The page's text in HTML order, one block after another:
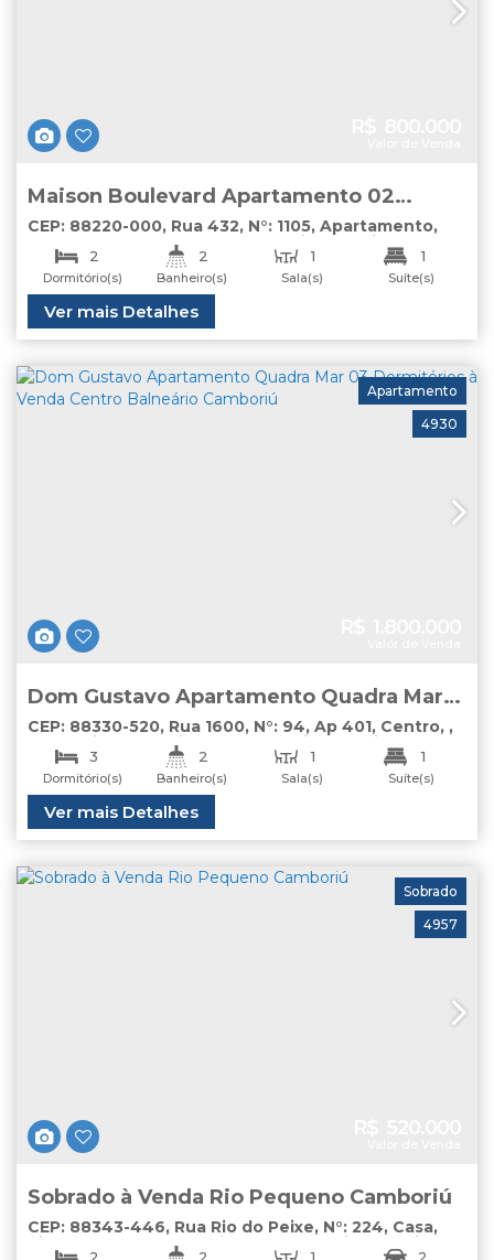
Maison Boulevard Apartamento 02
Dormitórios à Venda Itapema
CEP: 88220-000, Rua 432, N°: 1105, Apartamento,
Itapema Santa Catarina Brasil
2
Dormitório(s)
2
Banheiro(s)
1
Sala(s)
1
Suíte(s)
Total:
100.00
1
Vaga(s)
Ver mais Detalhes
4930
Apartamento
Dom Gustavo Apartamento Quadra Mar
03 Dormitórios à Venda Centro Balneário
Camboriú
CEP: 88330-520, Rua 1600, N°: 94, Ap 401, Centro ,
Balneário Camboriú
Santa Catarina Brasil
3
Dormitório(s)
2
Banheiro(s)
1
Sala(s)
1
Suíte(s)
1
Vaga(s)
Útil:
110.00
Ver mais Detalhes
4957
Sobrado
Sobrado à Venda Rio Pequeno Camboriú
CEP: 88343-446, Rua Rio do Peixe, N°: 224, Casa,
Rio Pequeno
Camboriú Santa Catarina Brasil